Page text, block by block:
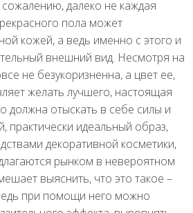
далеко не каждая
пола может
кожей, а ведь именно с этого и
внешний вид. Несмотря на
не безукоризненна, а цвет ее,
желать лучшего, настоящая
должна отыскать в себе силы и
практически идеальный образ,
декоративной косметики,
рынком в невероятном
выяснить, что это такое –
при помощи него можно